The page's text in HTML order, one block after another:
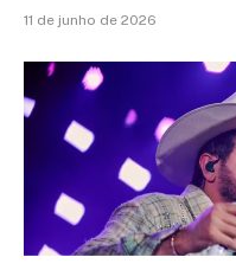
11 de junho de 2026